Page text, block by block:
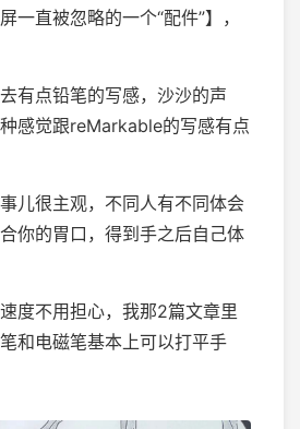
一直被忽略的一个“配件”】，
有点铅笔的写感，沙沙的声
感觉跟reMarkable的写感有点
儿很主观，不同人有不同体会
你的胃口，得到手之后自己体
度不用担心，我那2篇文章里
和电磁笔基本上可以打平手